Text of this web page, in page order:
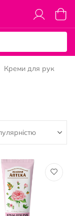
Кошик
Креми для рук